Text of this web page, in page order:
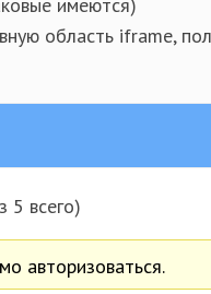
область iframe,
5 всего)
авторизоваться.